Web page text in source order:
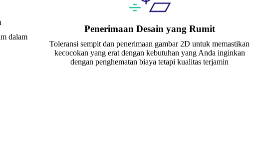
dalam
Penerimaan Desain yang Rumit
Toleransi sempit dan penerimaan gambar 2D untuk memastikan
kecocokan yang erat dengan kebutuhan yang Anda inginkan
dengan penghematan biaya tetapi kualitas terjamin